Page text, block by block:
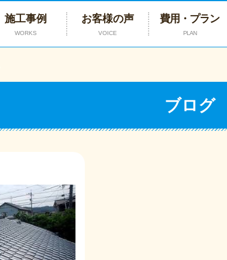
施工事例
WORKS
お客様の声
VOICE
費用・プラン
PLAN
ブログ